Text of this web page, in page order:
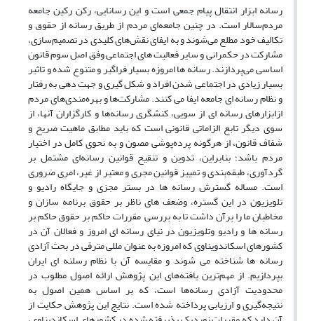
رسانه ابزار انتقال پیام جمعی است و این رسانایی، رکن رکین جامعه
مردم‌سالار است. در چنین جامعه‌ای مردم از طریق رسانه از حقوق و
تکالیف خود مطلع می‌شوند و به ایفای نقش‌های کلیدی در تصمیم‌سازی،
مشارکت در حکمرانی و سایر فعالیت های اجتماعی وفق اصل سوم ‌قانون
اساسی می‌پردازند. رسانه ها امروزه بسیار فراگیر و متنوع شده و تاثیر
بسیار زیادی در اجتماعی شدن افراد و شکل گیری و جهت دهی به رفتار
و نظام رسانه ای جامعه ایفا می کنند. مشارکت‌ها و بهره‌مندی‌های مردم
ازابزارهای رسانه ای از سویی، کنشگری رسانه‌ها و کارگزاران آنها، از
سوی دیگر تابع الزاماتی قانونی است که باید مطابق ماهیت صریح و
شفاف قانون، از هرگونه پرده‌پوشی مصون و به نحوی کامل در اختیار
مردم باشد؛ بنابراین، تدوین و تنقیح قوانین رسانه‌ای مشتمل بر
گردآوری، طبقه‌بندی و تمییز قوانین مجری و معتبر از غیر، امری ضروری
است. مساله گسترش رسانه ها در بستر مجزی و جایگاه رادیو و
تلویزیون در این گستره، وضعف های ناظر بر حقوق برنامه سازان و
مخاطبان ما را برآن داشت تا به بررسی مقررات حاکم بر حقوق حاکم بر
رسانه ‌ها و رادیو وتلویزیون در نیای رسانه ای امروز و فعالان آن در
کشورهای اسکاندویناوی که امروزه به عنوان مللی مترقی در بحث آزادی
رسانه ها شناخته می شوند و مقایسه آن با نظام رسلنه ای ایران
بپردازیم. از مهم‌ترین یافته‌های این پژوهش ارائه اصول مطلوب در
محدودیت آزادی رسانه‌ها است، که بر اساس همین اصول به
نتیجه‌گیری و ارزیابی پرداخته شده است. نتایج این پژوهش حکایت از